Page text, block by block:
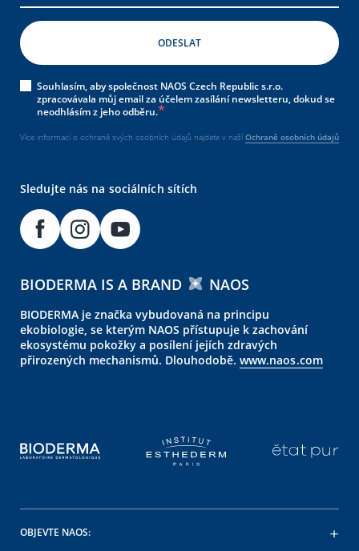
Souhlasím, aby společnost NAOS Czech Republic s.r.o.
zpracovávala můj email za účelem zasílání newsletteru, dokud se
neodhlásím z jeho odběru.
Více informací o ochraně svých osobních údajů najdete v naší Ochraně osobních údajů
Sledujte nás na sociálních sítích
BIODERMA IS A BRAND NAOS
BIODERMA je značka vybudovaná na principu
ekobiologie, se kterým NAOS přístupuje k zachování
ekosystému pokožky a posílení jejích zdravých
přirozených mechanismů. Dlouhodobě. www.naos.com
OBJEVTE NAOS: